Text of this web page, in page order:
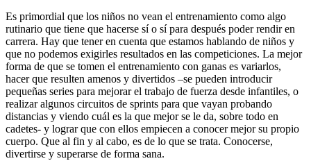
Es primordial que los niños no vean el entrenamiento como algo
rutinario que tiene que hacerse sí o sí para después poder rendir en
carrera. Hay que tener en cuenta que estamos hablando de niños y
que no podemos exigirles resultados en las competiciones. La mejor
forma de que se tomen el entrenamiento con ganas es variarlos,
hacer que resulten amenos y divertidos –se pueden introducir
pequeñas series para mejorar el trabajo de fuerza desde infantiles, o
realizar algunos circuitos de sprints para que vayan probando
distancias y viendo cuál es la que mejor se le da, sobre todo en
cadetes- y lograr que con ellos empiecen a conocer mejor su propio
cuerpo. Que al fin y al cabo, es de lo que se trata. Conocerse,
divertirse y superarse de forma sana.